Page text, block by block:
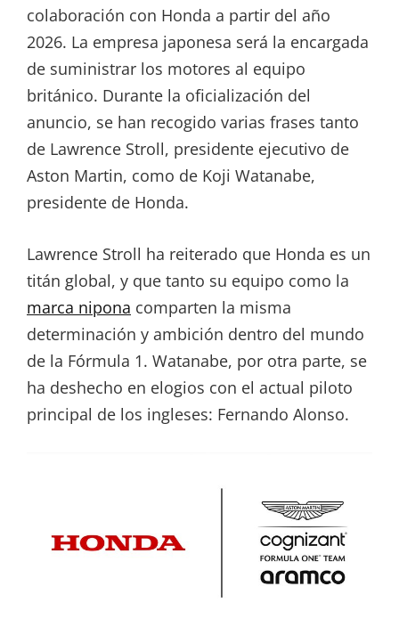
colaboración con Honda a partir del año
2026. La empresa japonesa será la encargada
de suministrar los motores al equipo
británico. Durante la oficialización del
anuncio, se han recogido varias frases tanto
de Lawrence Stroll, presidente ejecutivo de
Aston Martin, como de Koji Watanabe,
presidente de Honda.
Lawrence Stroll ha reiterado que Honda es un
titán global, y que tanto su equipo como la
marca nipona comparten la misma
determinación y ambición dentro del mundo
de la Fórmula 1. Watanabe, por otra parte, se
ha deshecho en elogios con el actual piloto
principal de los ingleses: Fernando Alonso.